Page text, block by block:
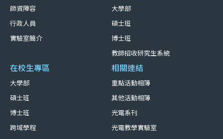
師資陣容
行政人員
實驗室簡介
大學部
碩士班
博士班
教師招收研究生系統
在校生專區
大學部
碩士班
博士班
跨域學程
相關連結
重點活動相簿
其他活動相簿
光電系刊
光電教學實驗室